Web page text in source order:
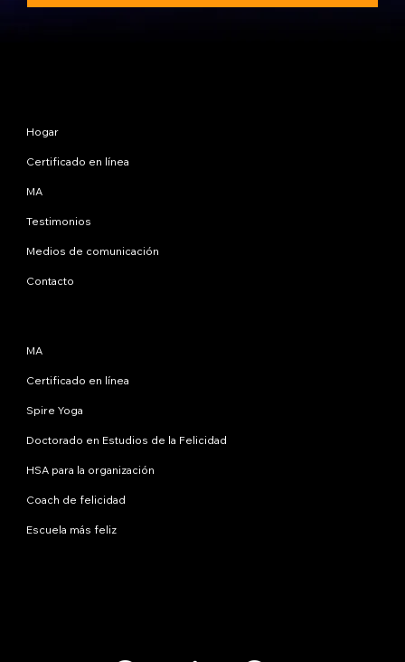
Hogar
Certificado en línea
MA
Testimonios
Medios de comunicación
Contacto
MA
Certificado en línea
Spire Yoga
Doctorado en Estudios de la Felicidad
HSA para la organización
Coach de felicidad
Escuela más feliz